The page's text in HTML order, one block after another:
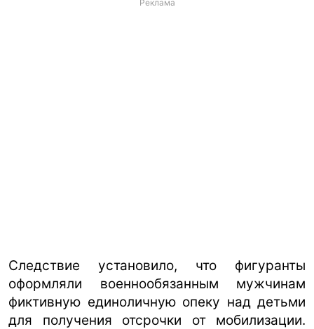
Реклама
Следствие установило, что фигуранты
оформляли военнообязанным мужчинам
фиктивную единоличную опеку над детьми
для получения отсрочки от мобилизации.